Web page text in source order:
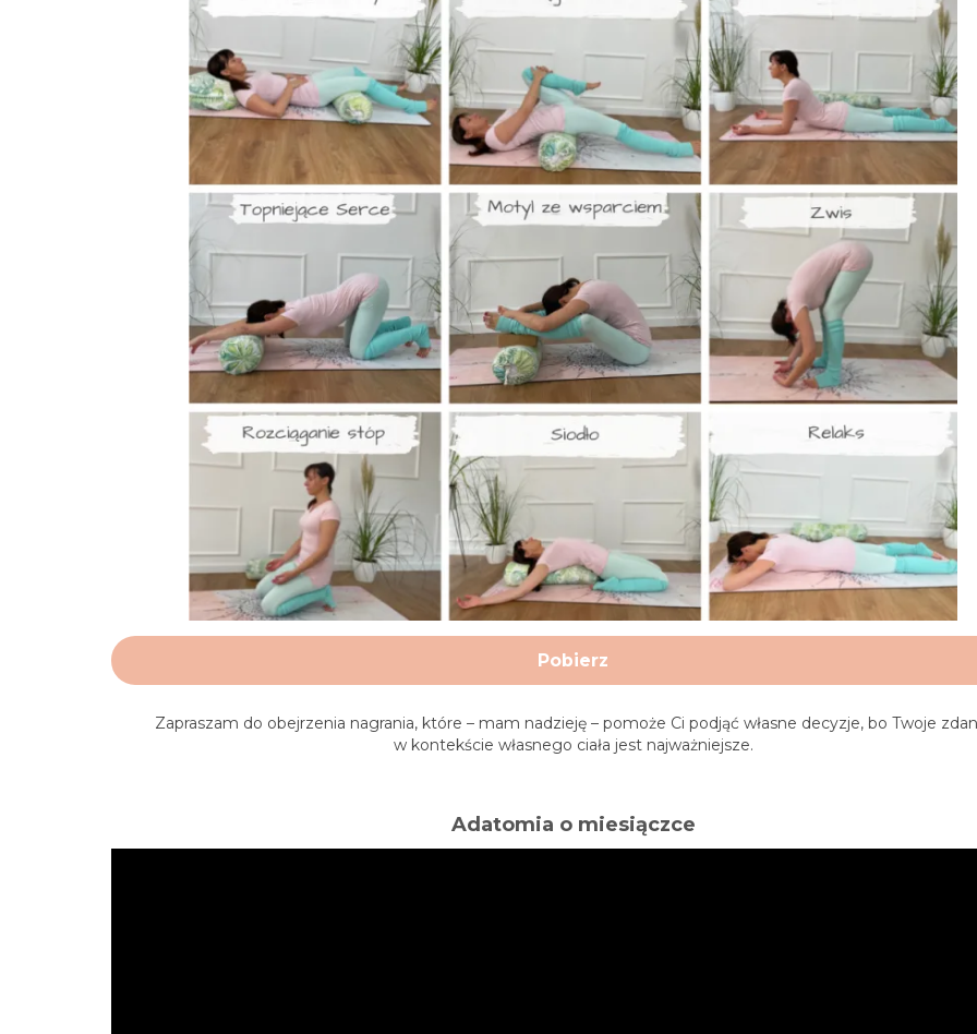
Pobierz
Zapraszam do obejrzenia nagrania, które – mam nadzieję – pomoże Ci podjąć własne decyzje, bo Twoje
w kontekście własnego ciała jest najważniejsze.
Adatomia o miesiączce